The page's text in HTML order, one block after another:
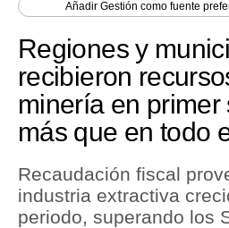
Perú
Política
Tu Dinero
Finanzas Personales
Inmobiliarias
AñadirGestión como fuente
Regiones y
recibieron
minería en primer
más que en todo
Recaudación fiscal
industria extractiva
periodo, superando los